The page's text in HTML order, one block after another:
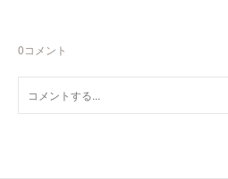
0コメント